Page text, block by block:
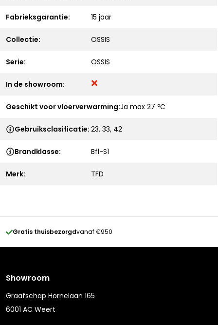
Fabrieksgarantie: 15 jaar
Collectie: OSSIS
Serie: OSSIS
In de showroom:
Geschikt voor vloerverwarming:Ja max 27 ºC
Gebruiksclasificatie: 23, 33, 42
Brandklasse: Bfl-S1
Merk: TFD
Gratis thuisbezorgdvanaf €950
Showroom
Graafschap Hornelaan 165
6001 AC Weert